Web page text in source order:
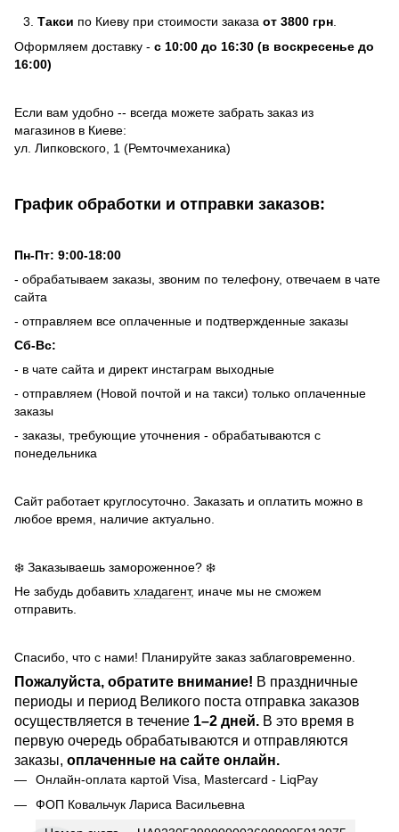
Такси по Киеву при стоимости заказа от 3800 грн
Оформляем доставку - с 10:00 до 16:30 (в воскресенье до
16:00)
Если вам удобно -- всегда можете забрать заказ из
магазинов в Киеве:
ул. Липковского, 1 (Ремточмеханика)
График обработки и отправки заказов:
Пн-Пт: 9:00-18:00
- обрабатываем заказы, звоним по телефону, отвечаем в чате
сайта
- отправляем все оплаченные и подтвержденные заказы
Сб-Вс:
- в чате сайта и директ инстаграм выходные
- отправляем (Новой почтой и на такси) только оплаченные
заказы
- заказы, требующие уточнения - обрабатываются с
понедельника
Сайт работает круглосуточно. Заказать и оплатить можно в
любое время, наличие актуально.
❄️ Заказываешь замороженное? ❄️
Не забудь добавить хладагент, иначе мы не сможем
отправить.
Спасибо, что с нами! Планируйте заказ заблаговременно.
Пожалуйста, обратите внимание! В праздничные
периоды и период Великого поста отправка заказов
осуществляется в течение 1–2 дней. В это время в
первую очередь обрабатываются и отправляются
заказы, оплаченные на сайте онлайн.
Онлайн-оплата картой Visa, Mastercard - LiqPay
ФОП Ковальчук Лариса Васильевна